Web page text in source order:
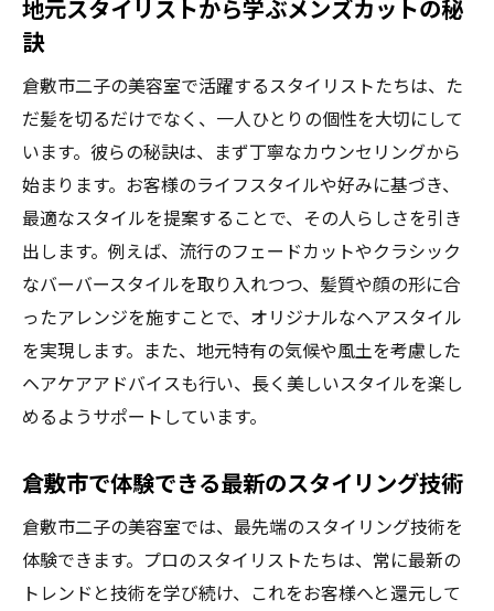
プロダクト
健康な髪を維持するための栄養管理
環境に優しいスタイリング製品の選び方
倉敷市で理想のヘアスタイルに出会うためのヒ
ント
自分に似合うスタイルを見つけるためのア
ドバイス
スタイルチェンジを成功させるための心構
え
倉敷市での美容室体験を活かしたスタイル
選び
のコツ
プロに相談する際のポイントと質問例
理想のスタイルを実現するためのステップ
ガイド
地元スタイリストから学ぶメンズカットの秘
訣
倉敷市二子の美容室で活躍するスタイリストたちは、た
だ髪を切るだけでなく、一人ひとりの個性を大切にして
います。彼らの秘訣は、まず丁寧なカウンセリングから
始まります。お客様のライフスタイルや好みに基づき、
最適なスタイルを提案することで、その人らしさを引き
出します。例えば、流行のフェードカットやクラシック
なバーバースタイルを取り入れつつ、髪質や顔の形に合
ったアレンジを施すことで、オリジナルなヘアスタイル
を実現します。また、地元特有の気候や風土を考慮した
ヘアケアアドバイスも行い、長く美しいスタイルを楽し
めるようサポートしています。
倉敷市で体験できる最新のスタイリング技術
倉敷市二子の美容室では、最先端のスタイリング技術を
体験できます。プロのスタイリストたちは、常に最新の
トレンドと技術を学び続け、これをお客様へと還元して